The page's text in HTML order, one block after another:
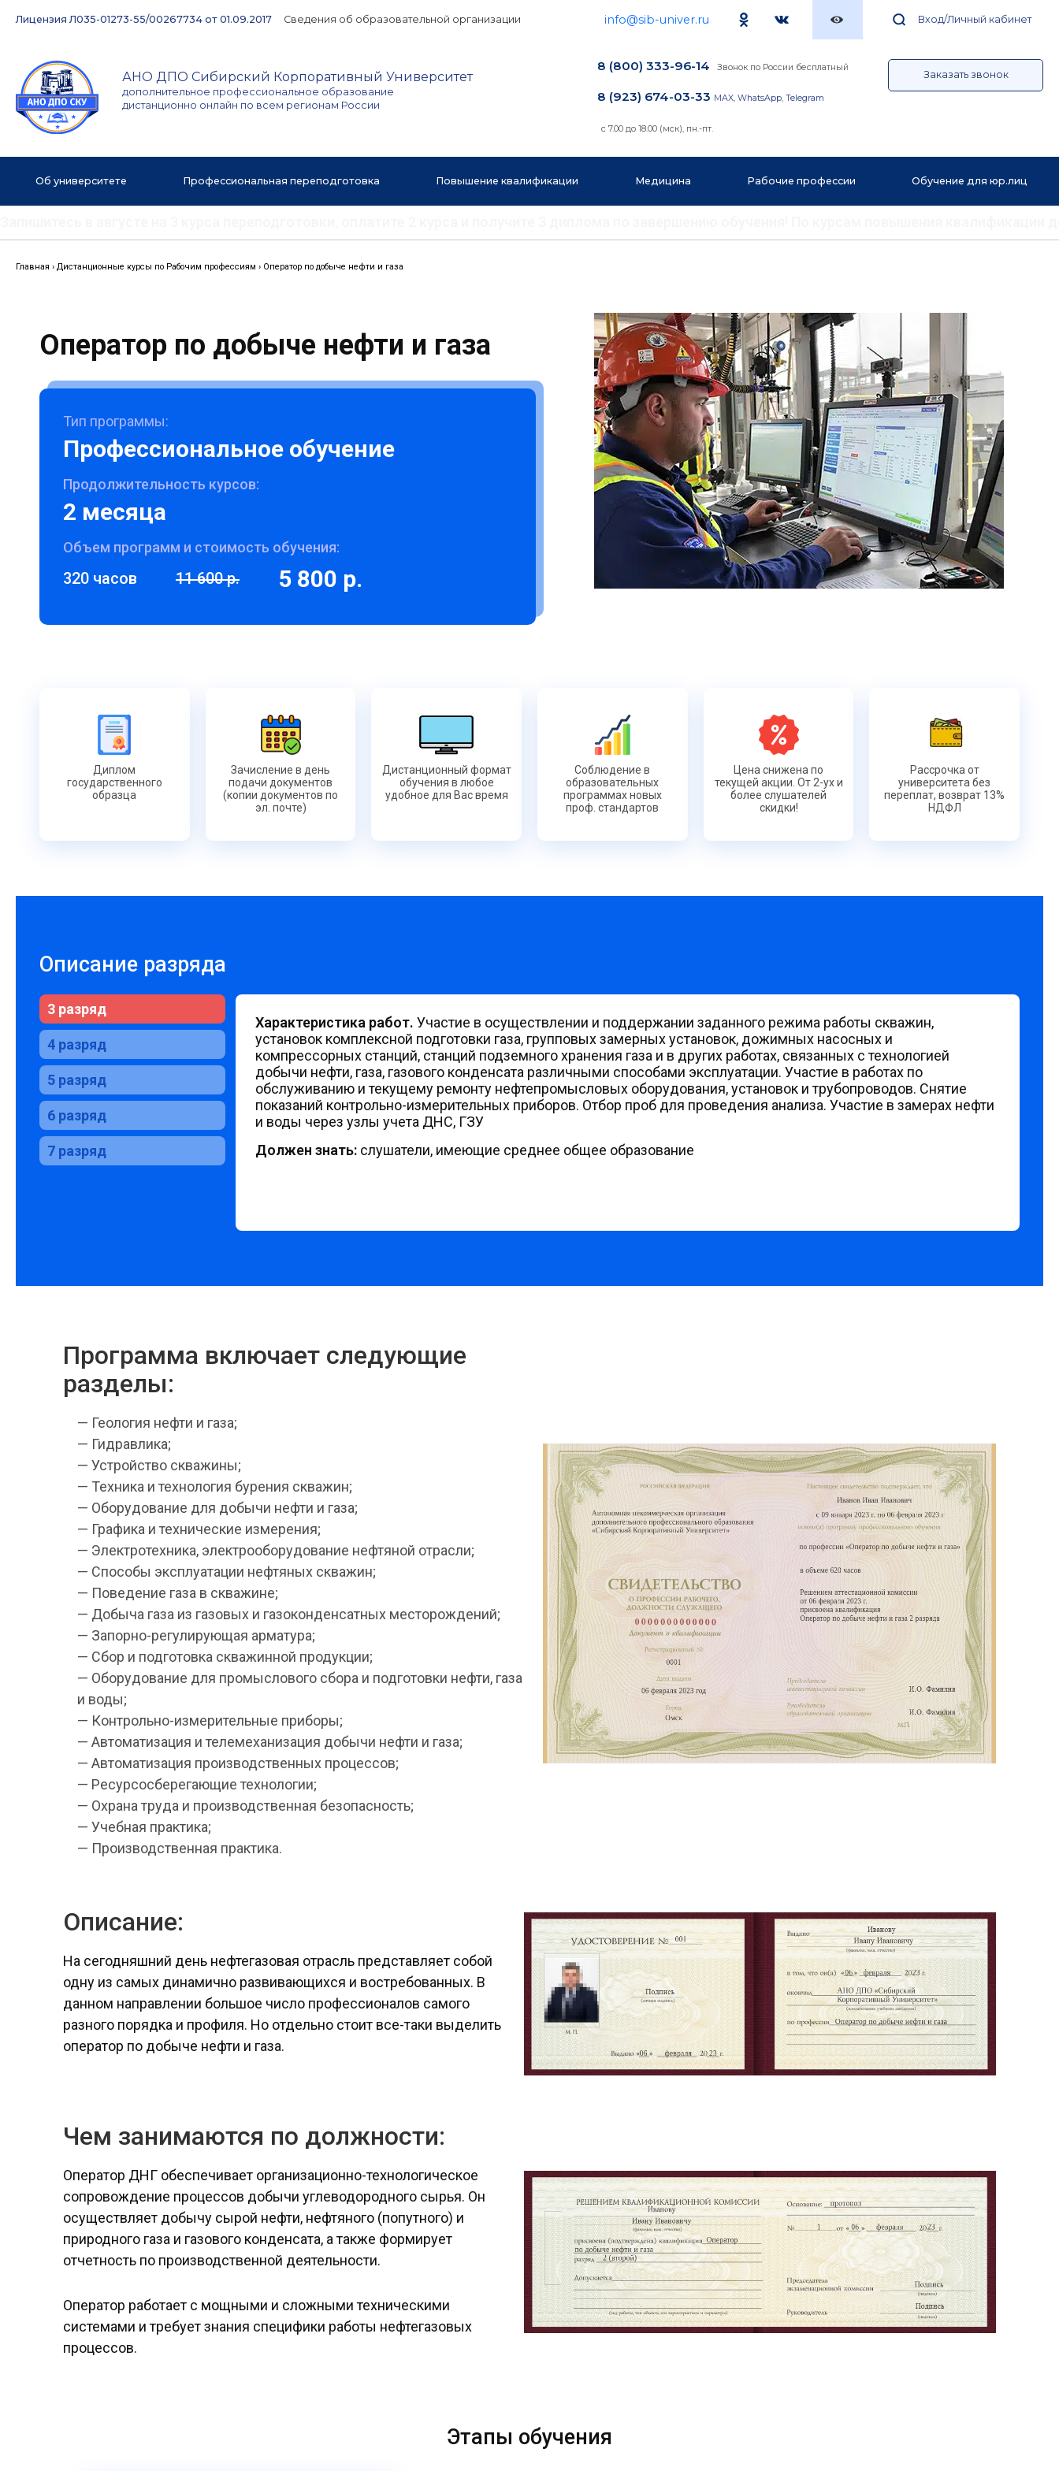
Лицензия Л035-01273-55/00267734 от 01.09.2017 Сведения об образовательной организации info@sib-univer.ru Вход/Личный кабинет
АНО ДПО Сибирский Корпоративный Университет
дополнительное профессиональное образование
дистанционно онлайн по всем регионам России
8 (800) 333-96-14 Звонок по России бесплатный
8 (923) 674-03-33 MAX, WhatsApp, Telegram
с 7.00 до 18.00 (мск), пн.-пт.
Заказать звонок
Об университете Профессиональная переподготовка Повышение квалификации Медицина Рабочие профессии Обучение для юр.лиц
Главная › Дистанционные курсы по Рабочим профессиям › Оператор по добыче нефти и газа
Оператор по добыче нефти и газа
Тип программы:
Профессиональное обучение
Продолжительность курсов:
2 месяца
Объем программ и стоимость обучения:
320 часов 11 600 р. 5 800 р.
Диплом
государственного
образца
Зачисление в день
подачи документов
(копии документов по
эл. почте)
Дистанционный формат
обучения в любое
удобное для Вас время
Соблюдение в
образовательных
программах новых
проф. стандартов
Цена снижена по
текущей акции. От 2-ух и
более слушателей
скидки!
Рассрочка от
университета без
переплат, возврат 13%
НДФЛ
Описание разряда
3 разряд
Характеристика работ. Участие в осуществлении и поддержании заданного режима работы скважин,
установок комплексной подготовки газа, групповых замерных установок, дожимных насосных и
компрессорных станций, станций подземного хранения газа и в других работах, связанных с технологией
добычи нефти, газа, газового конденсата различными способами эксплуатации. Участие в работах по
обслуживанию и текущему ремонту нефтепромысловых оборудования, установок и трубопроводов. Снятие
показаний контрольно-измерительных приборов. Отбор проб для проведения анализа. Участие в замерах нефти
и воды через узлы учета ДНС, ГЗУ
Должен знать: слушатели, имеющие среднее общее образование
4 разряд
5 разряд
6 разряд
7 разряд
Программа включает следующие
разделы:
— Геология нефти и газа;
— Гидравлика;
— Устройство скважины;
— Техника и технология бурения скважин;
— Оборудование для добычи нефти и газа;
— Графика и технические измерения;
— Электротехника, электрооборудование нефтяной отрасли;
— Способы эксплуатации нефтяных скважин;
— Поведение газа в скважине;
— Добыча газа из газовых и газоконденсатных месторождений;
— Запорно-регулирующая арматура;
— Сбор и подготовка скважинной продукции;
— Оборудование для промыслового сбора и подготовки нефти, газа
и воды;
— Контрольно-измерительные приборы;
— Автоматизация и телемеханизация добычи нефти и газа;
— Автоматизация производственных процессов;
— Ресурсосберегающие технологии;
— Охрана труда и производственная безопасность;
— Учебная практика;
— Производственная практика.
Описание:
На сегодняшний день нефтегазовая отрасль представляет собой
одну из самых динамично развивающихся и востребованных. В
данном направлении большое число профессионалов самого
разного порядка и профиля. Но отдельно стоит все-таки выделить
оператор по добыче нефти и газа.
Чем занимаются по должности:
Оператор ДНГ обеспечивает организационно-технологическое
сопровождение процессов добычи углеводородного сырья. Он
осуществляет добычу сырой нефти, нефтяного (попутного) и
природного газа и газового конденсата, а также формирует
отчетность по производственной деятельности.
Оператор работает с мощными и сложными техническими
системами и требует знания специфики работы нефтегазовых
процессов.
Этапы обучения